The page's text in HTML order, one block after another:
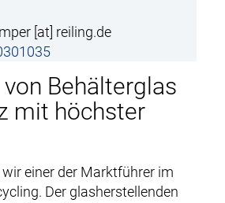
[at] reiling.de
Behälterglas
mit höchster
einer der Marktführer im
Der glasherstellenden